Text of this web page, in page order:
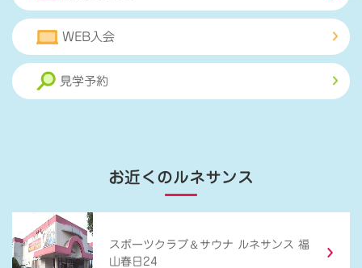
WEB入会
見学予約
お近くのルネサンス
スポーツクラブ ＆ サウナ ルネサンス 福
山春日24